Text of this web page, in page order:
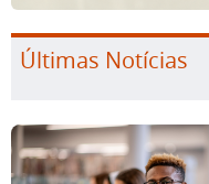
Últimas Notícias